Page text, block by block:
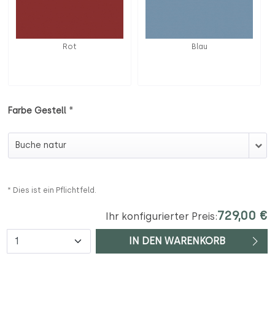
Rot Blau
Farbe Gestell *
Farbe Gestell
* Dies ist ein Pflichtfeld.
Ihr konfigurierter Preis:729,00 €
Anzahl IN DEN WARENKORB